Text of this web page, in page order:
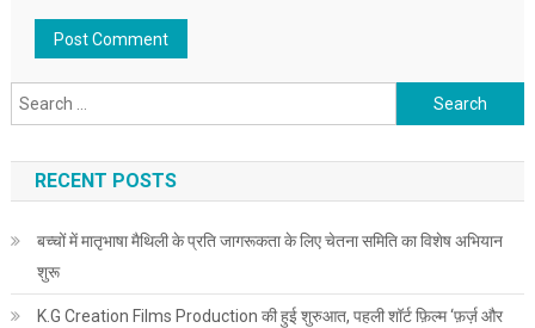
Search for:
RECENT POSTS
बच्चों में मातृभाषा मैथिली के प्रति जागरूकता के लिए चेतना समिति का विशेष अभियान
शुरू
K.G Creation Films Production की हुई शुरुआत, पहली शॉर्ट फ़िल्म ‘फ़र्ज़ और